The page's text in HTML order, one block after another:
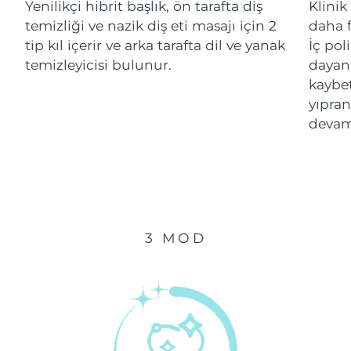
Yenilikçi hibrit başlık, ön tarafta diş
temizliği ve nazik diş eti masajı için 2
tip kıl içerir ve arka tarafta dil ve yanak
temizleyicisi bulunur.
Klinik
daha
İç
3 MOD
Çin Makao ÖİB Tahmini teslim tarihi 8/12/26
Malezya 8/13/26
8/10/26
Tahmini teslim tarihi
Tahmini teslim tarihi